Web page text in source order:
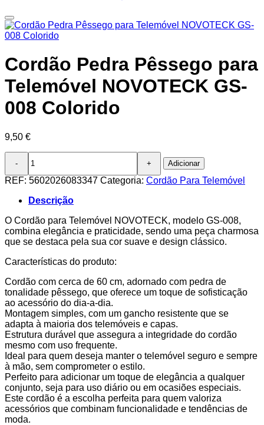
Cordão Pedra Pêssego para
Telemóvel NOVOTECK GS-
008 Colorido
9,50 €
Quantidade
Cordão
Pêssego
Telemóvel
NOVOTECK
GS-
Colorido
Adicionar
REF: 5602026083347 Categoria: Cordão Para Telemóvel
Descrição
O Cordão para Telemóvel NOVOTECK, modelo GS-008,
combina elegância e praticidade, sendo uma peça charmosa
que se destaca pela sua cor suave e design clássico.
Características do produto:
Cordão com cerca de 60 cm, adornado com pedra de
tonalidade pêssego, que oferece um toque de sofisticação
ao acessório do dia-a-dia.
Montagem simples, com um gancho resistente que se
adapta à maioria dos telemóveis e capas.
Estrutura durável que assegura a integridade do cordão
mesmo com uso frequente.
Ideal para quem deseja manter o telemóvel seguro e sempre
à mão, sem comprometer o estilo.
Perfeito para adicionar um toque de elegância a qualquer
conjunto, seja para uso diário ou em ocasiões especiais.
Este cordão é a escolha perfeita para quem valoriza
acessórios que combinam funcionalidade e tendências de
moda.